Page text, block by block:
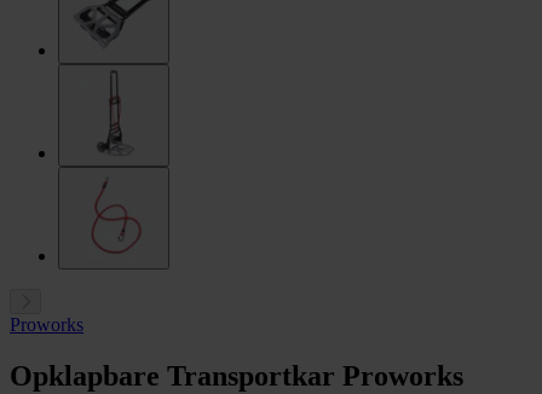
Proworks
Opklapbare Transportkar Proworks